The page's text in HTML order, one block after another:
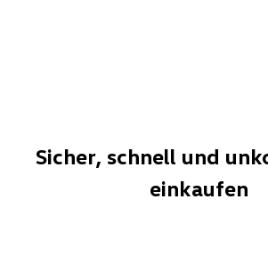
Sicher, schnell und
einkaufen